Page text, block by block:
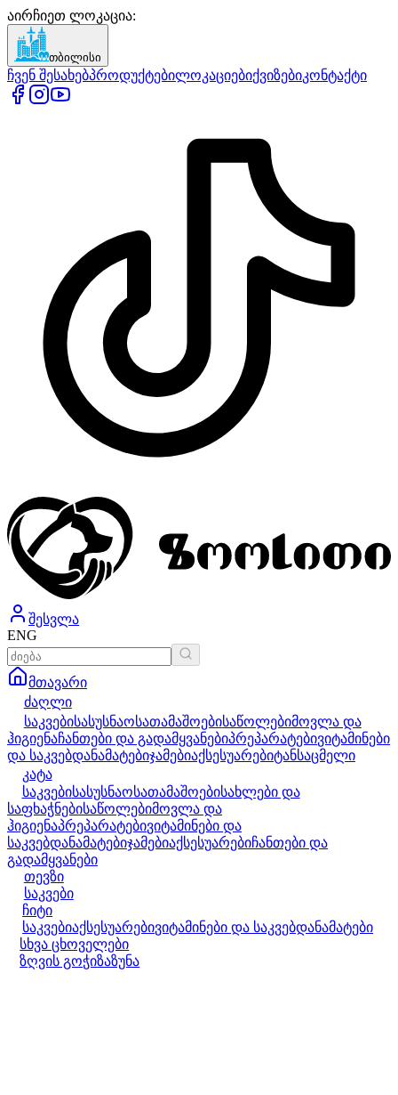
აირჩიეთ ლოკაცია:
თბილისი
ჩვენ შესახებპროდუქტებილოკაციებიქვიზებიკონტაქტი
შესვლა
ENG
მთავარი
ძაღლი
საკვებისასუსნაოსათამაშოებისაწოლებიმოვლა და
ჰიგიენაჩანთები და გადამყვანებიპრეპარატებივიტამინები
და საკვებდანამატებიჯამებიაქსესუარებიტანსაცმელი
კატა
საკვებისასუსნაოსათამაშოებისახლები და
საფხაჭნებისაწოლებიმოვლა და
ჰიგიენაპრეპარატებივიტამინები და
საკვებდანამატებიჯამებიაქსესუარებიჩანთები და
გადამყვანები
თევზი
საკვები
ჩიტი
საკვებიაქსესუარებივიტამინები და საკვებდანამატები
სხვა ცხოველები
ზღვის გოჭიზაზუნა